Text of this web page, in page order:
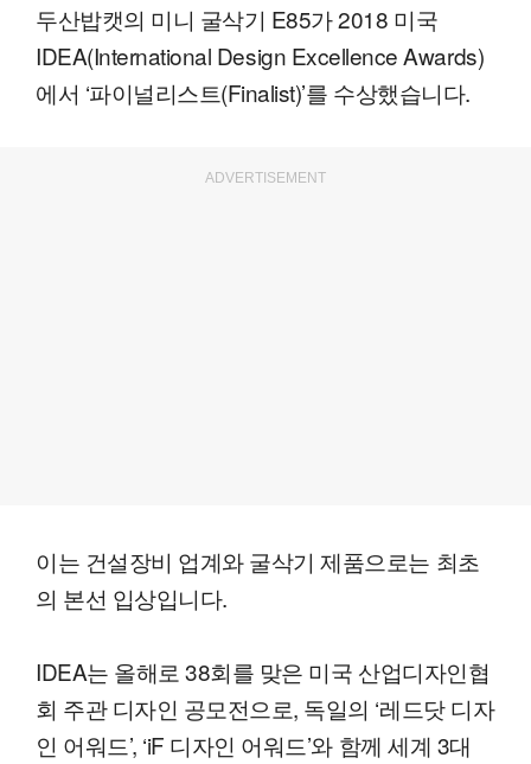
두산밥캣의 미니 굴삭기 E85가 2018 미국
IDEA(International Design Excellence Awards)
에서 ‘파이널리스트(Finalist)’를 수상했습니다.
ADVERTISEMENT
이는 건설장비 업계와 굴삭기 제품으로는 최초
의 본선 입상입니다.
IDEA는 올해로 38회를 맞은 미국 산업디자인협
회 주관 디자인 공모전으로, 독일의 ‘레드닷 디자
인 어워드’, ‘iF 디자인 어워드’와 함께 세계 3대